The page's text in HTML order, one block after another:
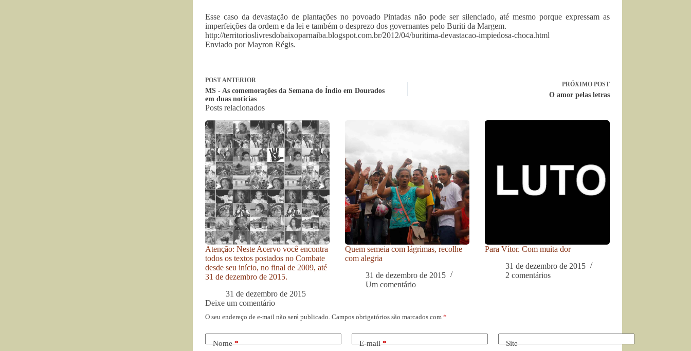
Esse caso da devastação de plantações no povoado Pintadas não pode ser silenciado, até mesmo porque expressam as
imperfeições da ordem e da lei e também o desprezo dos governantes pelo Buriti da Margem.
http://territorioslivresdobaixoparnaiba.blogspot.com.br/2012/04/buritima-devastacao-impiedosa-choca.html
Enviado por Mayron Régis.
POSTANTERIOR
MS - As comemorações da Semana do Índio em Dourados
em duas notícias
PRÓXIMO POST
O amor pelas letras
Posts relacionados
Atenção: Neste Acervo você encontra
todos os textos postados no Combate
desde seu início, no final de 2009, até
31 de dezembro de 2015.
31 de dezembro de 2015
Quem semeia com lágrimas, recolhe
com alegria
31 de dezembro de 2015
Um comentário
Para Vítor. Com muita dor
31 de dezembro de 2015
2 comentários
Deixe um comentário
O seu endereço de e-mail não será publicado. Campos obrigatórios são marcados com *
Nome* E-mail* Site